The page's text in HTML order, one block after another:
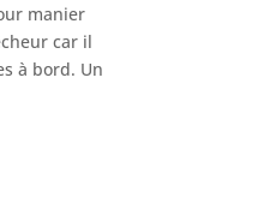
manier
car il
à bord. Un